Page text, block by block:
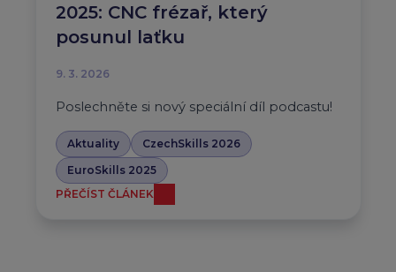
2025: CNC frézař, který
posunul laťku
9. 3. 2026
Poslechněte si nový speciální díl podcastu!
Aktuality
CzechSkills 2026
EuroSkills 2025
PŘEČÍST ČLÁNEK